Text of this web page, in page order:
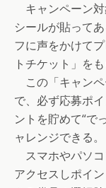
キャンペーン
シールが貼って
フに声をかけて
トチケット」をも
この「キャン
で、必ず応募ポ
ントを貯めて“で
ャレンジできる。
スマホやパソ
アクセスしポイ